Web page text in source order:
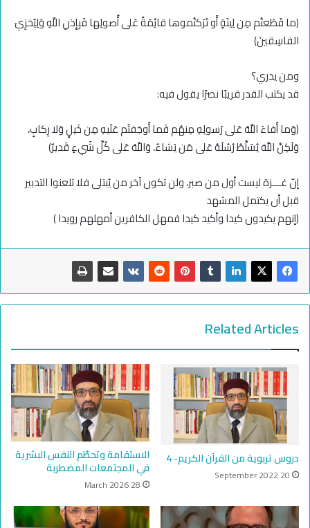
﴿ما قَطَعتُم مِن لِينَةٍ أَو تَرَكتُموها قائِمَةً عَلى أُصولِها فَبِإِذنِ اللَّهِ وَلِيُخزِيَ
الفاسِقينَ﴾
ومن يدري؟
قد يكتب القدر قريبًا نصرًا يقول فيه:
(وَما أَفاءَ اللَّهُ عَلى رَسولِهِ مِنهُم فَما أَوجَفتُم عَلَيهِ مِن خَيلٍ وَلا رِكابٍ،
وَلَكِنَّ اللَّهَ يُسَلِّطُ رُسُلَهُ عَلى مَن يَشاءُ، وَاللَّهُ عَلى كُلِّ شَيءٍ قَديرٌ)
إنّ غـــزة ليست أول من صبر، ولن تكون آخر من يُبتلى فلا تلعنوا التدبير
قبل أن يكتمل المشهد
(إنهم يكيدون كيدا وأكيد كيدا فمهل الكافرين أمهلهم رويدا )
Related Articles
دروس تربوية من القرآن الكريم- 4
20 September 2022
الاستقامة وتحطّم النفس البشرية
في المجتمعات المضطربة
28 March 2026